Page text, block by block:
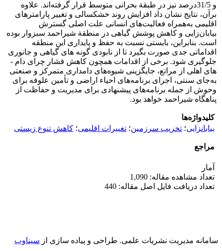
و 31/5درصد نیز در طبقة بحرانی متوسط قرار گرفته‌اند. علاوه
برآن، نتایج نشان داد افزایش روند خشکسالی و تغییر پارامترهای
اقلیمی به‌همراه فعالیت‌های انسانی علت اصلی گسترش
بیابان‌زایی و کاهش پوشش گیاهی در منطقة شیراحمد سبزوار بوده
است. بنابراین، بایستی نسبت به حفظ و پایداری این منطقه
اقداماتی جدی صورت بگیرد تا از نابودی گونه‏ های گیاهی و جانوری
جلوگیری شود. برخی از اقدامات همچون کاهش فشار چرای دام ­
های اهلی از مراتع، جایگزینی شیوه‌های دامداری متمرکز و صنعتی
به‌جای سنتی، اجرای برنامه‌های احیاء اراضی و تأمین علوفه برای
وحوش از جمله برنامه‌های پیشنهادی برای مدیریت و حفاظت از
پناهگاه شیراحمد خواهد بود.
کلیدواژه‌ها
بیابانزایی؛ تخریب سرزمین؛ تغییرات اقلیمی؛ کاهش تنوع زیستی
مراجع
آمار
تعداد مشاهده مقاله: 1,090
تعداد دریافت فایل اصل مقاله: 440
سامانه مدیریت نشریات علمی. طراحی و پیاده سازی از سیناوب